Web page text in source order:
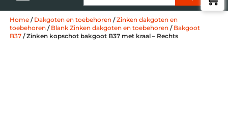
Home/ Dakgoten en toebehoren/Zinken dakgoten en
toebehoren/ Blank Zinken dakgoten en toebehoren/ Bakgoot
B37/ Zinken kopschot bakgoot B37 met kraal – Rechts